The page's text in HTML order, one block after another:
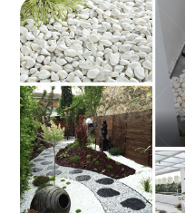
LỘ THIÊN QUÁN
Quán nhậu
61
KANOUAN KATSU
Nhà hàng Mì Soba